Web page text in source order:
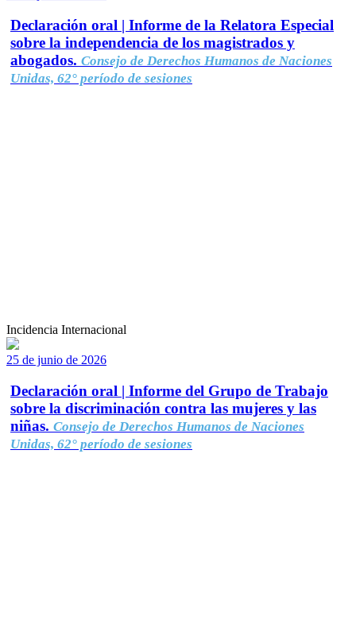
Declaración oral | Informe de la Relatora Especial
sobre la independencia de los magistrados y
abogados. Consejo de Derechos Humanos de Naciones
Unidas, 62° período de sesiones
Incidencia Internacional
25 de junio de 2026
Declaración oral | Informe del Grupo de Trabajo
sobre la discriminación contra las mujeres y las
niñas. Consejo de Derechos Humanos de Naciones
Unidas, 62° período de sesiones